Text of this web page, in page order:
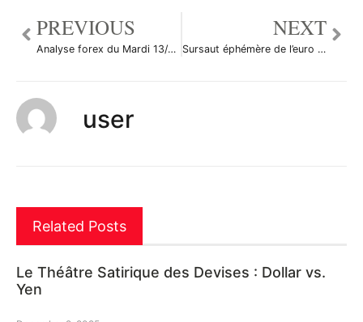
PREVIOUS
Analyse forex du Mardi 13/05/08
NEXT
Sursaut éphémère de l’euro sur le Forex
user
Related Posts
Le Théâtre Satirique des Devises : Dollar vs.
Yen